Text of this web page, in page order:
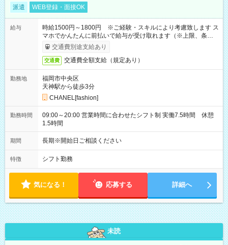
派遣 WEB登録・面接OK
給与
時給1500円～1800円 ※ご経験・スキルにより考慮致します ス
マホでかんたんに前払いで給与が受け取れます（※上限、条件
あり）交通費別途支給あり
交通費 交通費全額支給（規定あり）
勤務地
福岡市中央区
天神駅から徒歩3分
CHANEL[fashion]
勤務時間
09:00～20:00 営業時間に合わせたシフト制 実働7.5時間 休憩
1.5時間
期間 長期※開始日ご相談ください
特徴 シフト勤務
気になる！ 応募する 詳細へ
未読